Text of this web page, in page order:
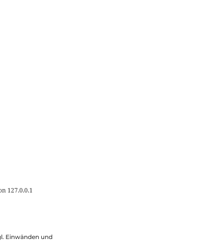
127.0.0.1
Einwänden und